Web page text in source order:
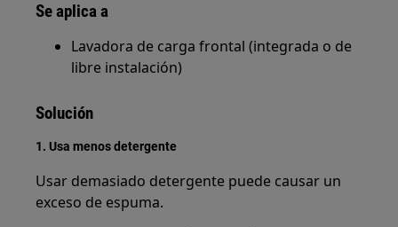
Se aplica a
Lavadora de carga frontal (integrada o de
libre instalación)
Solución
1. Usa menos detergente
Usar demasiado detergente puede causar un
exceso de espuma.